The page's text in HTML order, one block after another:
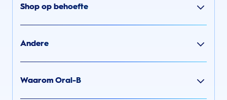
Shop op behoefte
Andere
Waarom Oral-B